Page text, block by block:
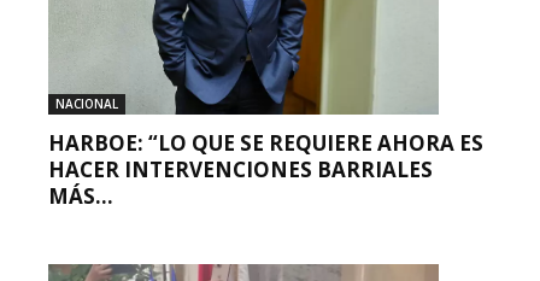
NACIONAL
HARBOE: “LO QUE SE REQUIERE AHORA ES
HACER INTERVENCIONES BARRIALES
MÁS...